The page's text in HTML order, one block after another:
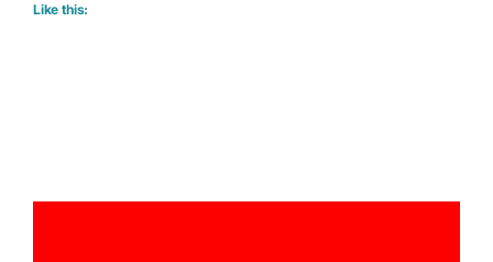
Like this: